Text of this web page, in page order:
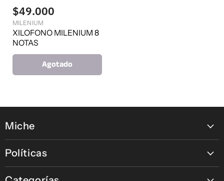
$49.000
MILENIUM
XILOFONO MILENIUM 8
NOTAS
Agotado
Miche
Nuestras Marcas
Políticas